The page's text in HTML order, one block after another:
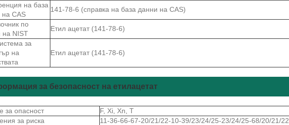
на база
на CAS
141-78-6 (справка на база данни на CAS)
по
на NIST
Етил ацетат (141-78-6)
за
на
Етил ацетат (141-78-6)
за безопасност на етилацетат
за опасност
F, Xi, Xn, T
за риска
11-36-66-67-20/21/22-10-39/23/24/25-23/24/25-68/20/21/22